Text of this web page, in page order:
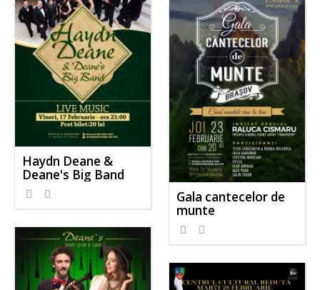
Haydn Deane &
Deane's Big Band
Gala cantecelor de
munte